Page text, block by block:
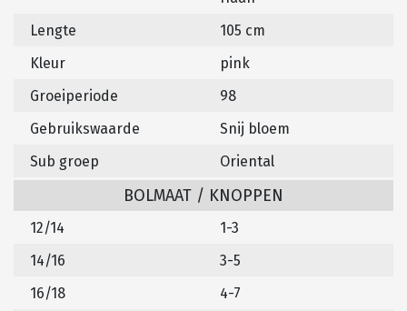
Lengte
105 cm
Kleur
pink
Groeiperiode
98
Gebruikswaarde
Snij bloem
Sub groep
Oriental
BOLMAAT / KNOPPEN
12/14
1-3
14/16
3-5
16/18
4-7